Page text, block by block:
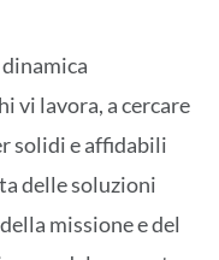
vi lavora, a cercare
solidi e affidabili
delle soluzioni
missione e del